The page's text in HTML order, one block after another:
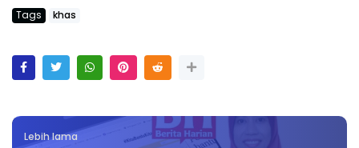
Tags khas
Lebih lama